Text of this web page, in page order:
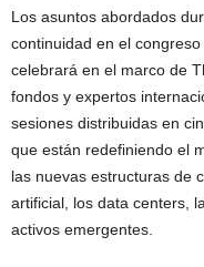
Los asuntos abordados
continuidad en el
celebrará en el marco de
fondos y expertos
sesiones distribuidas en
que están redefiniendo el
las nuevas estructuras de
artificial, los data centers,
activos emergentes.